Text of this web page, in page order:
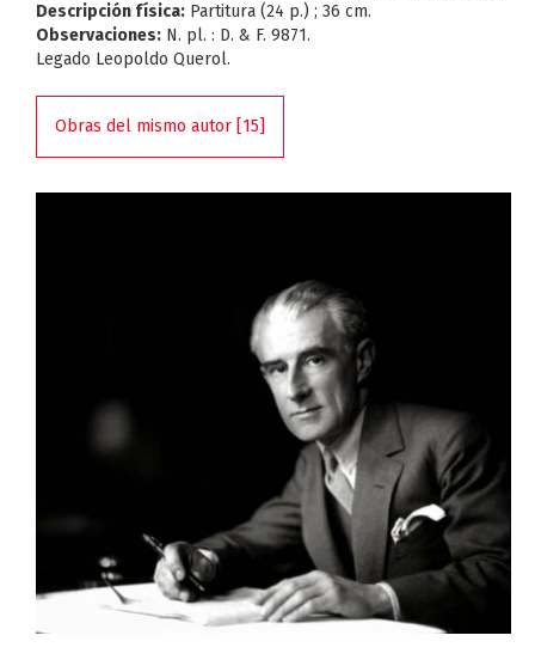
Descripción física: Partitura (24 p.) ; 36 cm.
Observaciones: N. pl. : D. & F. 9871.
Legado Leopoldo Querol.
Obras del mismo autor [15]